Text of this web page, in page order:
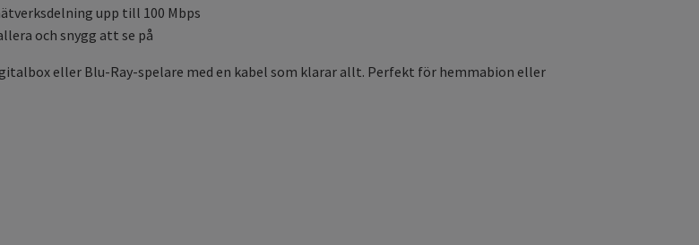
upp till 100 Mbps
och snygg att se på
eller Blu-Ray-spelare med en kabel som klarar allt. Perfekt för hemmabion eller